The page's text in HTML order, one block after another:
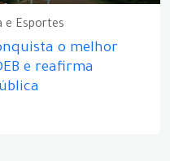
e Esportes
o melhor
e reafirma